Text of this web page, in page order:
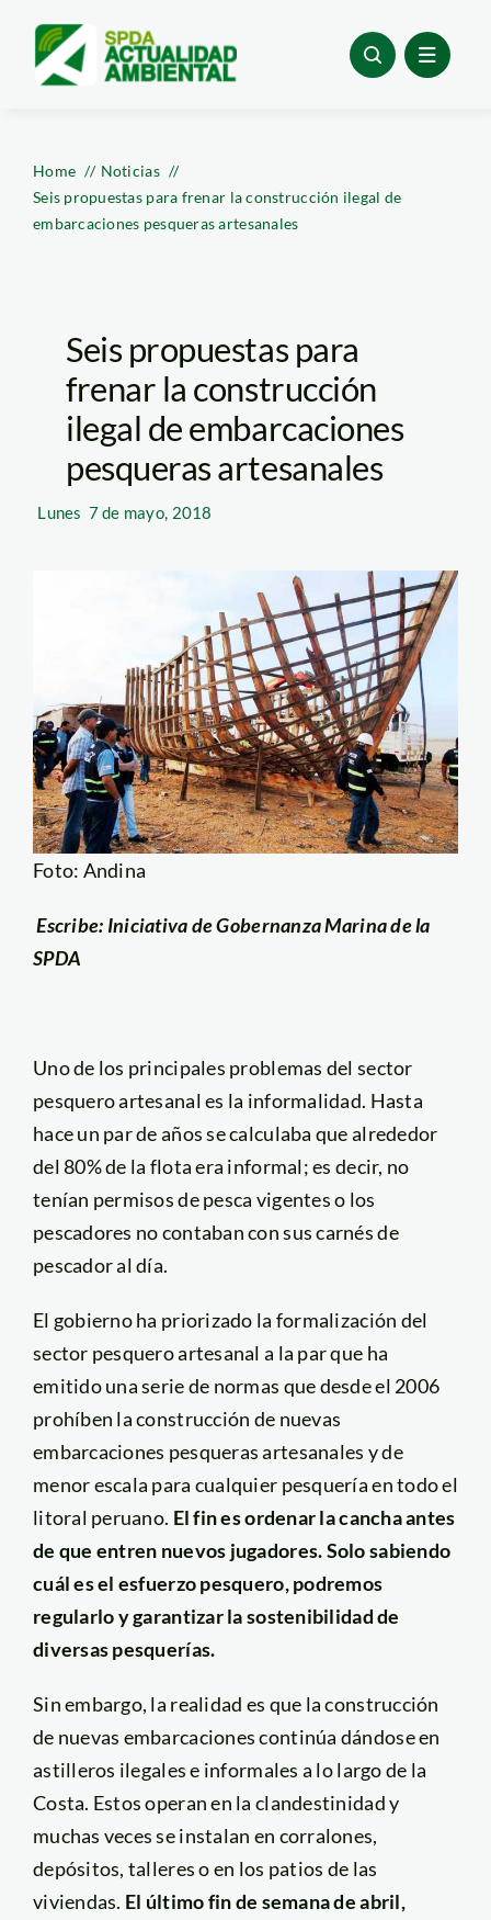
content
Home
Noticias
Seis propuestas para frenar la construcción ilegal de
embarcaciones pesqueras artesanales
Seis propuestas para
frenar la construcción
ilegal de embarcaciones
pesqueras artesanales
Lunes 7 de mayo, 2018
Foto: Andina
Escribe: Iniciativa de Gobernanza Marina de la
SPDA
Uno de los principales problemas del sector
pesquero artesanal es la informalidad. Hasta
hace un par de años se calculaba que alrededor
del 80% de la flota era informal; es decir, no
tenían permisos de pesca vigentes o los
pescadores no contaban con sus carnés de
pescador al día.
El gobierno ha priorizado la formalización del
sector pesquero artesanal a la par que ha
emitido una serie de normas que desde el 2006
prohíben la construcción de nuevas
embarcaciones pesqueras artesanales y de
menor escala para cualquier pesquería en todo el
litoral peruano. El fin es ordenar la cancha antes
de que entren nuevos jugadores. Solo sabiendo
cuál es el esfuerzo pesquero, podremos
regularlo y garantizar la sostenibilidad de
diversas pesquerías.
Sin embargo, la realidad es que la construcción
de nuevas embarcaciones continúa dándose en
astilleros ilegales e informales a lo largo de la
Costa. Estos operan en la clandestinidad y
muchas veces se instalan en corralones,
depósitos, talleres o en los patios de las
viviendas. El último fin de semana de abril,